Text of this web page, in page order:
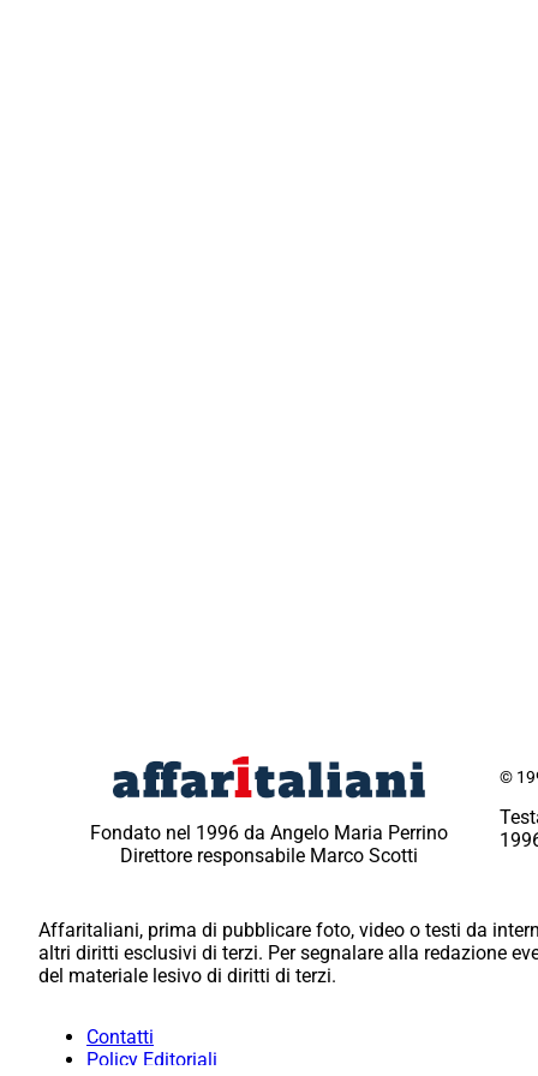
Fondato nel 1996 da Angelo Maria Perrino
Direttore responsabile Marco Scotti
©
Affaritaliani, prima di pubblicare foto, video o testi da
altri diritti esclusivi di terzi. Per segnalare alla redazione
del materiale lesivo di diritti di terzi.
Contatti
Policy Editoriali